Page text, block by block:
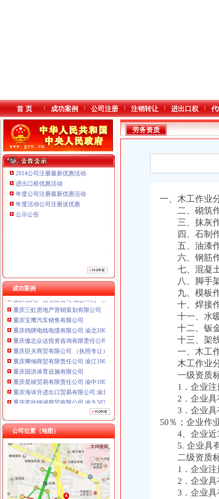
本站导航
首 页 成功案例 公司注册 注销转让 进出口权
2014公司注册最新优惠活动
进出口权优惠活动
年度公司注册最新优惠活动
年度活动公司注册送优惠
公示公告
成功案例
重庆鸽牌电线电缆有限公司 渝北10010万 (进出口权)
重庆傲志众达投资咨询有限责任公司 渝九1000万 （增资）
重庆臣夫商贸有限公司 （执照专让）
重庆奕欣锦诚商贸有限公司 渝九50万 （工商注册）
重庆信同广告有限公司 渝沙50万 （工商注册）
重庆三虹房地产营销策划有限公司
重庆宝鹰汽车销售有限公司
重庆鸽牌电线电缆有限公司 渝北10010万 (进出口权)
重庆傲志众达投资咨询有限责任公司 渝九1000万 （增资）
重庆臣夫商贸有限公司 （执照专让）
重庆卿倾商贸有限责任公司 渝江100万 （工商注册）
重庆国洪体育设施有限公司
重庆星竣贸易有限责任公司 渝中100万 （进出口权）
重庆海谛升进出口贸易有限公司 渝北100万 （进出口权）
重庆奕欣锦诚商贸有限公司 渝九50万 （工商注册）
重庆信同广告有限公司 渝沙50万 （工商注册）
重庆三虹房地产营销策划有限公司
公司位置（地图）
全市代理注销分公司区县局信用信息化岗位大练抽考和竞赛正式开考
市重庆注销分公司局高印平副巡视员到渝北局检查指导工作
劳务资质
一、木工作业
二、砌筑作
三、抹灰作
四、石制作
五、油漆作
六、钢筋作
七、混凝土
八、脚手架
九、模板作
十、焊接作
十一、水暖
十二、钣金
十三、架线
一、木工作
木工作业分
一级资质
1．企业注
2．企业具有
3．企业具有
50％；企业作
4、企业近3
5. 企业具有
二级资质
1．企业注
2．企业具
3．企业具有